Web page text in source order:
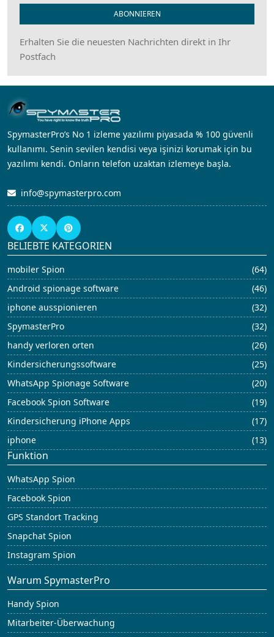
ABONNIEREN
Erhalten Sie die neuesten Nachrichten direkt in Ihr
Postfach
SpymasterPro’s No 1 izleme yazılımı piyasada % 100 güvenli
kullanımı. Senin sevilen kendisi veya işinizi korumak için bu
yazılımı kendi. Onların telefon uzaktan izlemeye başla.
info@spymasterpro.com
BELIEBTE KATEGORIEN
mobiler Spion
(64)
Android spionage software
(46)
iphone ausspionieren
(32)
SpymasterPro
(32)
handy verloren orten
(26)
Kindersicherungssoftware
(25)
WhatsApp Spionage Software
(20)
Facebook Spion Software
(19)
Kindersicherung iPhone Apps
(17)
iphone
(13)
Funktion
WhatsApp Spion
Facebook Spion
GPS Standort Tracking
Snapchat Spion
Instagram Spion
Warum SpymasterPro
Handy Spion
Mitarbeiter-Überwachung